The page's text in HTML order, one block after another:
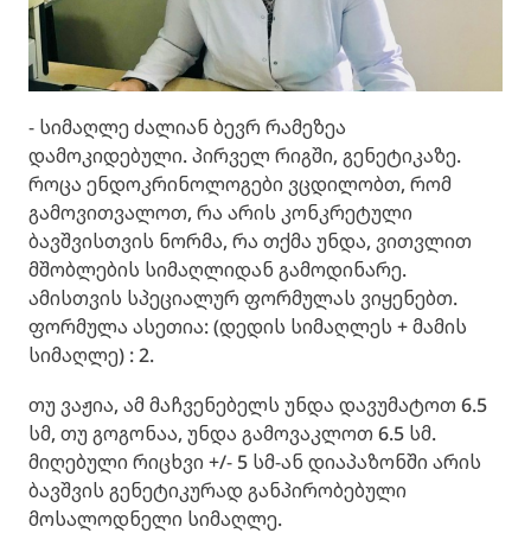
- სიმაღლე ძალიან ბევრ რამეზეა
დამოკიდებული. პირველ რიგში, გენეტიკაზე.
როცა ენდოკრინოლოგები ვცდილობთ, რომ
გამოვითვალოთ, რა არის კონკრეტული
ბავშვისთვის ნორმა, რა თქმა უნდა, ვითვლით
მშობლების სიმაღლიდან გამოდინარე.
ამისთვის სპეციალურ ფორმულას ვიყენებთ.
ფორმულა ასეთია: (დედის სიმაღლეს + მამის
სიმაღლე) : 2.
თუ ვაჟია, ამ მაჩვენებელს უნდა დავუმატოთ 6.5
სმ, თუ გოგონაა, უნდა გამოვაკლოთ 6.5 სმ.
მიღებული რიცხვი +/- 5 სმ-ან დიაპაზონში არის
ბავშვის გენეტიკურად განპირობებული
მოსალოდნელი სიმაღლე.